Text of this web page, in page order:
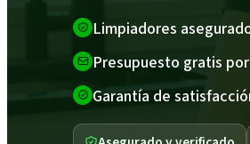
Limpiadores
Presupuesto gratis
Garantía de